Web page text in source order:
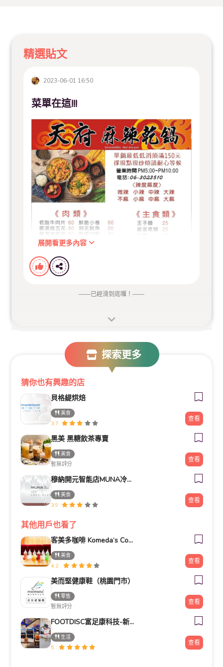
精選貼文
2023-06-01 16:50
菜單在這!!!
展開看更多內容
——已經滑到底囉！ ——
探索更多
猜你也有興趣的店
貝格緹烘焙
美食
3.7
查看
黑美 黑糖飲茶專賣
美食
暫無評分
查看
穆納開元智能店MUNA冷飲專賣店
美食
3.9
查看
其他用戶也看了
客美多咖啡 Komeda‘s Coffee - 台南小北店
美食
4.2
查看
美而堅健康鞋（桃園門市）
零售
暫無評分
查看
FOOTDISC富足康科技-新光三越-桃園站前店
生活
5
查看